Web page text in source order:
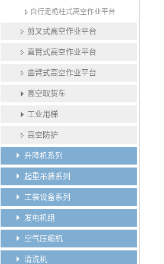
自行走桅柱式高空作业平台
剪叉式高空作业平台
直臂式高空作业平台
曲臂式高空作业平台
高空取货车
工业用梯
高空防护
升降机系列
起重吊装系列
工装设备系列
发电机组
空气压缩机
清洗机